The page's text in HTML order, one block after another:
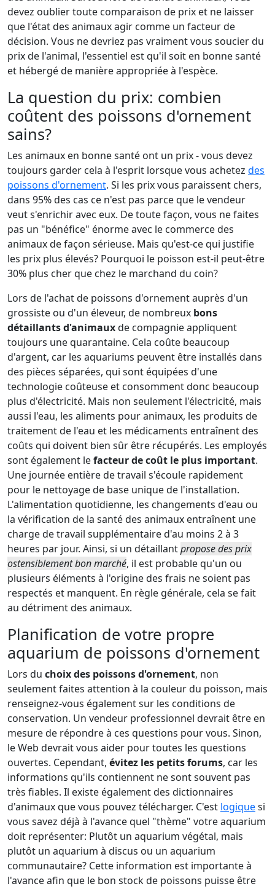
devez oublier toute comparaison de prix et ne laisser
que l'état des animaux agir comme un facteur de
décision. Vous ne devriez pas vraiment vous soucier du
prix de l'animal, l'essentiel est qu'il soit en bonne santé
et hébergé de manière appropriée à l'espèce.
La question du prix: combien
coûtent des poissons d'ornement
sains?
Les animaux en bonne santé ont un prix - vous devez
toujours garder cela à l'esprit lorsque vous achetez des
poissons d'ornement. Si les prix vous paraissent chers,
dans 95% des cas ce n'est pas parce que le vendeur
veut s'enrichir avec eux. De toute façon, vous ne faites
pas un "bénéfice" énorme avec le commerce des
animaux de façon sérieuse. Mais qu'est-ce qui justifie
les prix plus élevés? Pourquoi le poisson est-il peut-être
30% plus cher que chez le marchand du coin?
Lors de l'achat de poissons d'ornement auprès d'un
grossiste ou d'un éleveur, de nombreux bons
détaillants d'animauxde compagnie appliquent
toujours une quarantaine. Cela coûte beaucoup
d'argent, car les aquariums peuvent être installés dans
des pièces séparées, qui sont équipées d'une
technologie coûteuse et consomment donc beaucoup
plus d'électricité. Mais non seulement l'électricité, mais
aussi l'eau, les aliments pour animaux, les produits de
traitement de l'eau et les médicaments entraînent des
coûts qui doivent bien sûr être récupérés. Les employés
sont également lefacteur de coût le plus important.
Une journée entière de travail s'écoule rapidement
pour le nettoyage de base unique de l'installation.
L'alimentation quotidienne, les changements d'eau ou
la vérification de la santé des animaux entraînent une
charge de travail supplémentaire d'au moins 2 à 3
heures par jour. Ainsi, si un détaillantpropose des prix
ostensiblement bon marché, il est probable qu'un ou
plusieurs éléments à l'origine des frais ne soient pas
respectés et manquent. En règle générale, cela se fait
au détriment des animaux.
Planification de votre propre
aquarium de poissons d'ornement
Lors du choix des poissons d'ornement, non
seulement faites attention à la couleur du poisson, mais
renseignez-vous également sur les conditions de
conservation. Un vendeur professionnel devrait être en
mesure de répondre à ces questions pour vous. Sinon,
le Web devrait vous aider pour toutes les questions
ouvertes. Cependant, évitez les petits forums, car les
informations qu'ils contiennent ne sont souvent pas
très fiables. Il existe également des dictionnaires
d'animaux que vous pouvez télécharger. C'est logiquesi
vous savez déjà à l'avance quel "thème" votre aquarium
doit représenter: Plutôt un aquarium végétal, mais
plutôt un aquarium à discus ou un aquarium
communautaire? Cette information est importante à
l'avance afin que le bon stock de poissons puisse être